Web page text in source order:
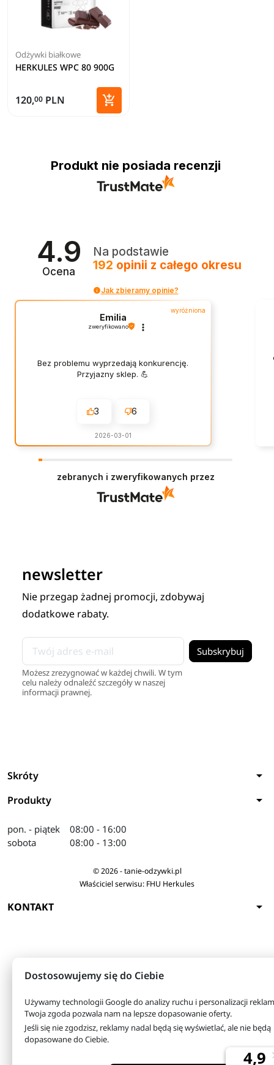
Odżywki białkowe
HERKULES WPC 80 900G
120,00 PLN 
Dodaj do koszyka
Produkt nie posiada recenzji
4.9
Ocena
Na podstawie
192 opinii z całego okresu
Jak zbieramy opinie?
wyróżniona
Emilia
zweryfikowano
Bez problemu wyprzedają konkurencję.
Przyjazny sklep. 💪
3 6
2026-03-01
zebranych i zweryfikowanych przez
newsletter
Nie przegap żadnej promocji, zdobywaj
dodatkowe rabaty.
Możesz zrezygnować w każdej chwili. W tym
celu należy odnaleźć szczegóły w naszej
informacji prawnej.
Skróty arrow_drop_down
Produkty arrow_drop_down
pon. - piątek
sobota
08:00 - 16:00
08:00 - 13:00
© 2026 - tanie-odzywki.pl
Właściciel serwisu: FHU Herkules
KONTAKT arrow_drop_down
Dostosowujemy się do Ciebie
Używamy technologii Google do analizy ruchu i personalizacji
Twoja zgoda pozwala nam na lepsze dopasowanie oferty.
Jeśli się nie zgodzisz, reklamy nadal będą się wyświetlać, ale nie będą
dopasowane do Ciebie.